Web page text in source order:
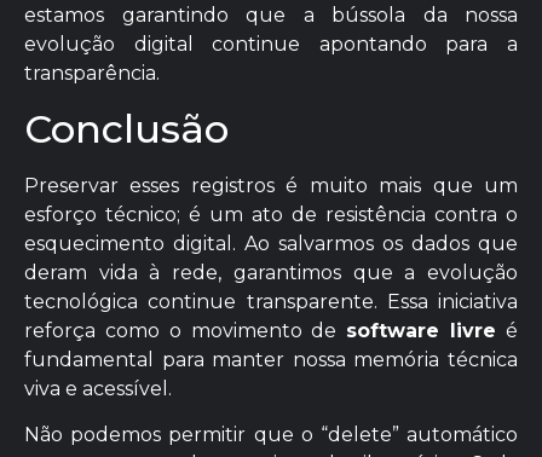
estamos garantindo que a bússola da nossa
evolução digital continue apontando para a
transparência.
Conclusão
Preservar esses registros é muito mais que um
esforço técnico; é um ato de resistência contra o
esquecimento digital. Ao salvarmos os dados que
deram vida à rede, garantimos que a evolução
tecnológica continue transparente. Essa iniciativa
reforça como o movimento de software livre é
fundamental para manter nossa memória técnica
viva e acessível.
Não podemos permitir que o “delete” automático